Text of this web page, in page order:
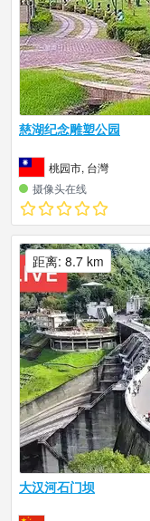
慈湖纪念雕塑公园
桃园市, 台灣
摄像头在线
大汉河石门坝
距离: 8.7 km